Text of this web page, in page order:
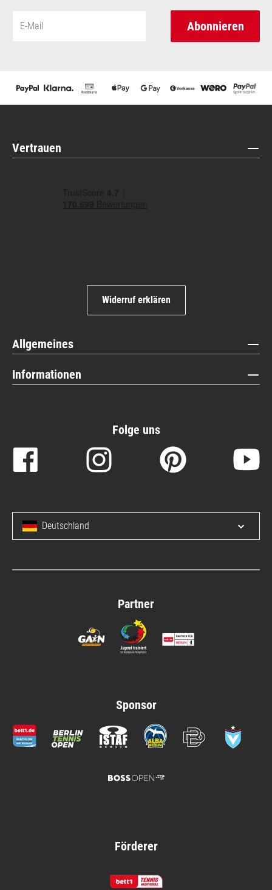
Abonnieren
Vertrauen
Widerruf erklären
Allgemeines
Informationen
Folge uns
Deutschland
Partner
Sponsor
Förderer